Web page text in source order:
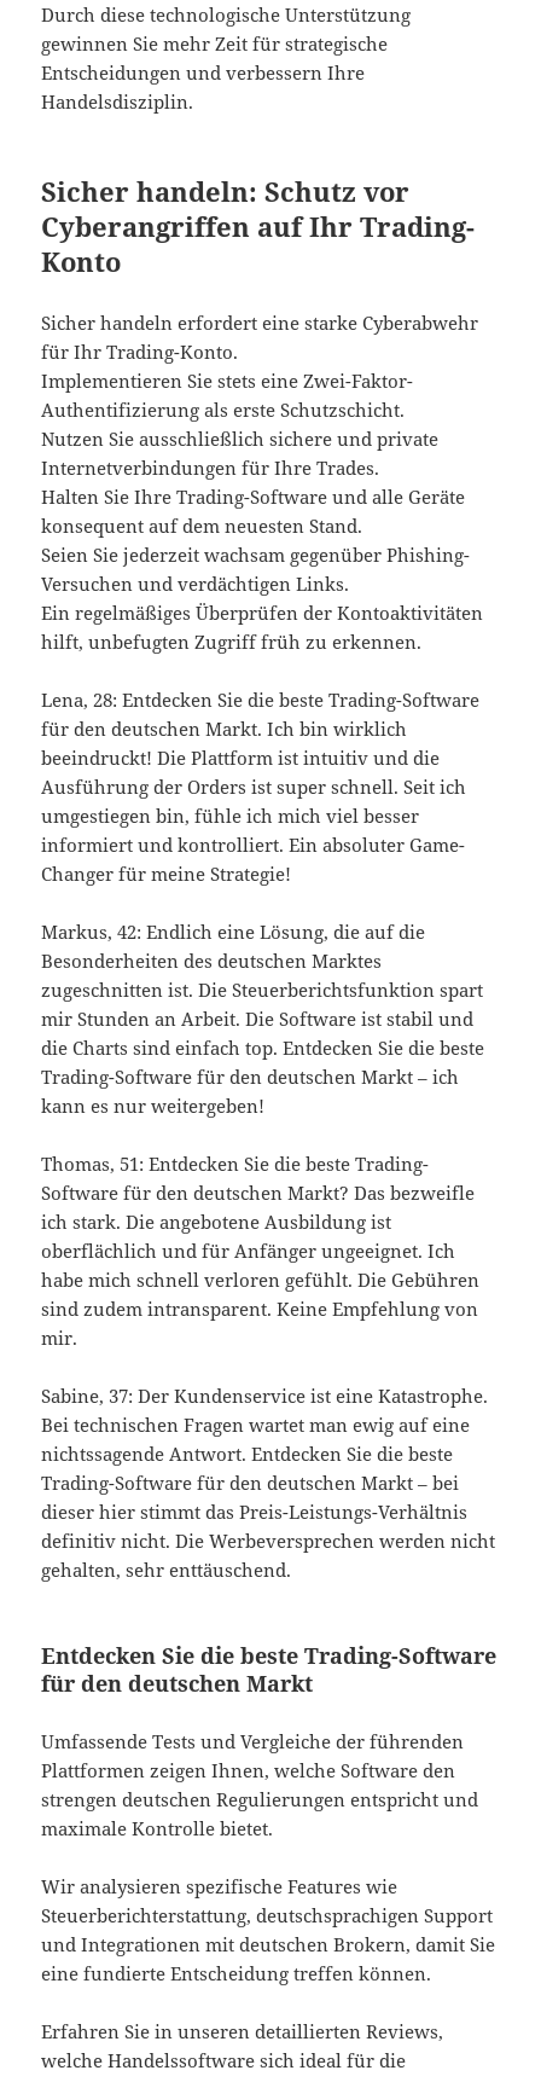
Durch diese technologische Unterstützung
gewinnen Sie mehr Zeit für strategische
Entscheidungen und verbessern Ihre
Handelsdisziplin.
Sicher handeln: Schutz vor
Cyberangriffen auf Ihr Trading-
Konto
Sicher handeln erfordert eine starke Cyberabwehr
für Ihr Trading-Konto.
Implementieren Sie stets eine Zwei-Faktor-
Authentifizierung als erste Schutzschicht.
Nutzen Sie ausschließlich sichere und private
Internetverbindungen für Ihre Trades.
Halten Sie Ihre Trading-Software und alle Geräte
konsequent auf dem neuesten Stand.
Seien Sie jederzeit wachsam gegenüber Phishing-
Versuchen und verdächtigen Links.
Ein regelmäßiges Überprüfen der Kontoaktivitäten
hilft, unbefugten Zugriff früh zu erkennen.
Lena, 28: Entdecken Sie die beste Trading-Software
für den deutschen Markt. Ich bin wirklich
beeindruckt! Die Plattform ist intuitiv und die
Ausführung der Orders ist super schnell. Seit ich
umgestiegen bin, fühle ich mich viel besser
informiert und kontrolliert. Ein absoluter Game-
Changer für meine Strategie!
Markus, 42: Endlich eine Lösung, die auf die
Besonderheiten des deutschen Marktes
zugeschnitten ist. Die Steuerberichtsfunktion spart
mir Stunden an Arbeit. Die Software ist stabil und
die Charts sind einfach top. Entdecken Sie die beste
Trading-Software für den deutschen Markt – ich
kann es nur weitergeben!
Thomas, 51: Entdecken Sie die beste Trading-
Software für den deutschen Markt? Das bezweifle
ich stark. Die angebotene Ausbildung ist
oberflächlich und für Anfänger ungeeignet. Ich
habe mich schnell verloren gefühlt. Die Gebühren
sind zudem intransparent. Keine Empfehlung von
mir.
Sabine, 37: Der Kundenservice ist eine Katastrophe.
Bei technischen Fragen wartet man ewig auf eine
nichtssagende Antwort. Entdecken Sie die beste
Trading-Software für den deutschen Markt – bei
dieser hier stimmt das Preis-Leistungs-Verhältnis
definitiv nicht. Die Werbeversprechen werden nicht
gehalten, sehr enttäuschend.
Entdecken Sie die beste Trading-Software
für den deutschen Markt
Umfassende Tests und Vergleiche der führenden
Plattformen zeigen Ihnen, welche Software den
strengen deutschen Regulierungen entspricht und
maximale Kontrolle bietet.
Wir analysieren spezifische Features wie
Steuerberichterstattung, deutschsprachigen Support
und Integrationen mit deutschen Brokern, damit Sie
eine fundierte Entscheidung treffen können.
Erfahren Sie in unseren detaillierten Reviews,
welche Handelssoftware sich ideal für die